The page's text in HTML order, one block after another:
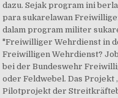
dazu. Sejak program ini
para sukarelawan
dalam program militer
"Freiwilliger Wehrdienst in
Freiwilligen Wehrdienst?
bei der Bundeswehr
oder Feldwebel. Das Projekt
Pilotprojekt der